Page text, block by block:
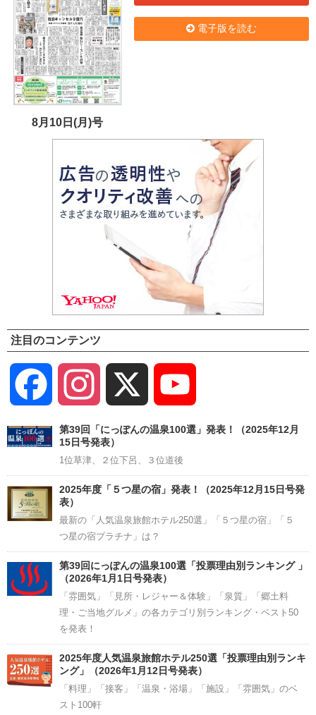
8月10日(月)号
電子版を読む
注目のコンテンツ
Facebook Instagram
Channel
第39回「にっぽんの温泉100選」発表！（2025年12月
15日号発表）
1位草津、２位下呂、３位道後
2025年度「５つ星の宿」発表！（2025年12月15日号発
表）
最新の「人気温泉旅館ホテル250選」「５つ星の宿」「５
つ星の宿プラチナ」は？
第39回にっぽんの温泉100選「投票理由別ランキング 」
（2026年1月1日号発表）
「雰囲気」「見所・レジャー＆体験」「泉質」「郷土料
理・ご当地グルメ」の各カテゴリ別ランキング・ベスト50
を発表！
2025年度人気温泉旅館ホテル250選「投票理由別ランキ
ング」（2026年1月12日号発表）
「料理」「接客」「温泉・浴場」「施設」「雰囲気」のベ
スト100軒